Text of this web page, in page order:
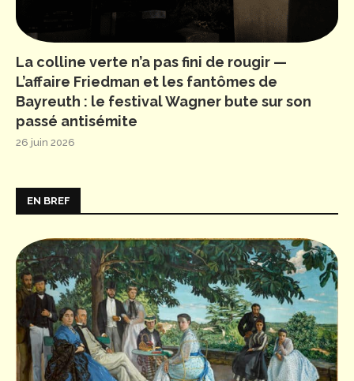
La colline verte n’a pas fini de rougir —
L’affaire Friedman et les fantômes de
Bayreuth : le festival Wagner bute sur son
passé antisémite
26 juin 2026
EN BREF